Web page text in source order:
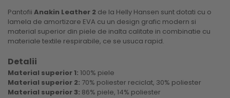
Pantofii Anakin Leather 2 de la Helly Hansen sunt dotati cu o
lamela de amortizare EVA cu un design grafic modern si
material superior din piele de inalta calitate in combinatie cu
materiale textile respirabile, ce se usuca rapid.
Detalii
Material superior 1: 100% piele
Material superior 2: 70% poliester reciclat, 30% poliester
Material superior 3: 86% piele, 14% poliester